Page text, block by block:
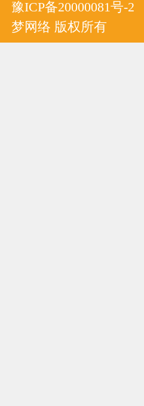
豫ICP备20000081号-2
梦网络 版权所有